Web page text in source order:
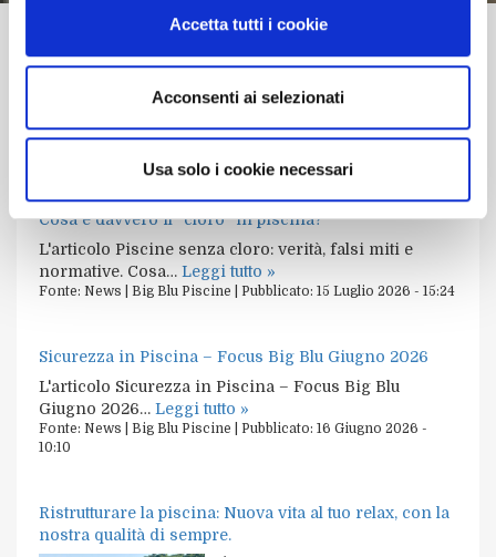
Accetta tutti i cookie
Acconsenti ai selezionati
Usa solo i cookie necessari
Le ultime news dai nostri
siti
Piscine senza cloro: verità, falsi miti e normative.
Cosa è davvero il “cloro” in piscina?
L'articolo Piscine senza cloro: verità, falsi miti e
normative. Cosa… Leggi tutto »
Fonte: News | Big Blu Piscine Pubblicato: 15 Luglio 2026 - 15:24
Sicurezza in Piscina – Focus Big Blu Giugno 2026
L'articolo Sicurezza in Piscina – Focus Big Blu
Giugno 2026… Leggi tutto »
Fonte: News | Big Blu Piscine Pubblicato: 16 Giugno 2026 -
10:10
Ristrutturare la piscina: Nuova vita al tuo relax, con la
nostra qualità di sempre.